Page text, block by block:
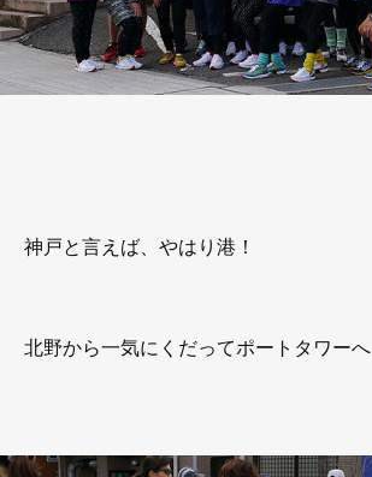
神戸と言えば、やはり港！
北野から一気にくだってポートタワーへ